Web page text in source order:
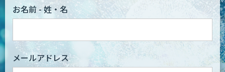
お名前 - 姓・名
メールアドレス